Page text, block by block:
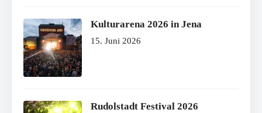
Kulturarena 2026 in Jena
15. Juni 2026
Rudolstadt Festival 2026